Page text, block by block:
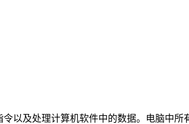
以及处理计算机软件中的数据。电脑中所